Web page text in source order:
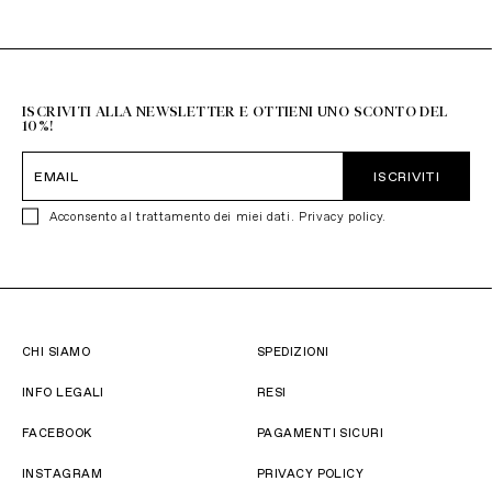
ISCRIVITI ALLA NEWSLETTER E OTTIENI UNO SCONTO DEL
10%!
ISCRIVITI
Acconsento al trattamento dei miei dati. Privacy policy.
CHI SIAMO
INFO LEGALI
FACEBOOK
INSTAGRAM
SPEDIZIONI
RESI
PAGAMENTI SICURI
PRIVACY POLICY